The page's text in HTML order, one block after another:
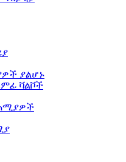
ያልሆኑ
ቫልቮች